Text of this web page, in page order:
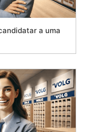
a uma